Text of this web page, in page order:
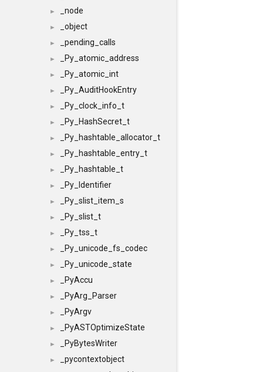
► _node
► _object
► _pending_calls
► _Py_atomic_address
► _Py_atomic_int
► _Py_AuditHookEntry
► _Py_clock_info_t
► _Py_HashSecret_t
► _Py_hashtable_allocator_t
► _Py_hashtable_entry_t
► _Py_hashtable_t
► _Py_Identifier
► _Py_slist_item_s
► _Py_slist_t
► _Py_tss_t
► _Py_unicode_fs_codec
► _Py_unicode_state
► _PyAccu
► _PyArg_Parser
► _PyArgv
► _PyASTOptimizeState
► _PyBytesWriter
►
_pycontextobject